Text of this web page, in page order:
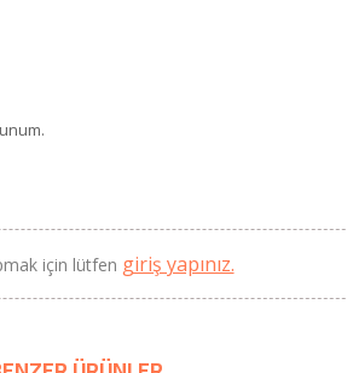
için lütfen giriş yapınız.
Kaan Olgun Hasat
Naturel Sızma Zeytinyağı